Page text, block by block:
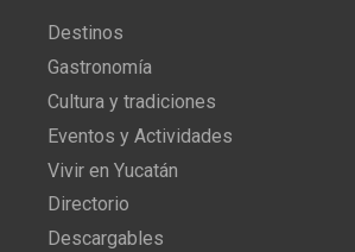
Destinos
Gastronomía
Cultura y tradiciones
Eventos y Actividades
Vivir en Yucatán
Directorio
Descargables